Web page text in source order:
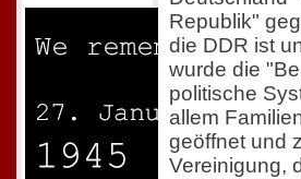
Republik"
die DDR ist
wurde die
politische
allem
geöffnet und
Vereinigung,